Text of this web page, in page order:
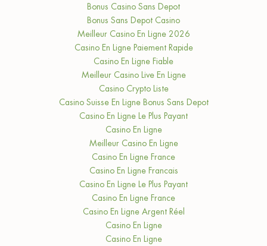
Bonus Casino Sans Depot
Bonus Sans Depot Casino
Meilleur Casino En Ligne 2026
Casino En Ligne Paiement Rapide
Casino En Ligne Fiable
Meilleur Casino Live En Ligne
Casino Crypto Liste
Casino Suisse En Ligne Bonus Sans Depot
Casino En Ligne Le Plus Payant
Casino En Ligne
Meilleur Casino En Ligne
Casino En Ligne France
Casino En Ligne Francais
Casino En Ligne Le Plus Payant
Casino En Ligne France
Casino En Ligne Argent Réel
Casino En Ligne
Casino En Ligne